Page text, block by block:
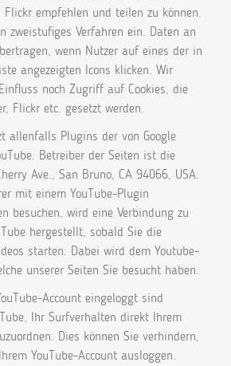
empfehlen und teilen zu können.
zweistufiges Verfahren ein. Daten an
wenn Nutzer auf eines der in
angezeigten Icons klicken. Wir
noch Zugriff auf Cookies, die
Flickr etc. gesetzt werden.
allenfalls Plugins der von Google
Betreiber der Seiten ist die
Ave., San Bruno, CA 94066, USA.
mit einem YouTube-Plugin
besuchen, wird eine Verbindung zu
hergestellt, sobald Sie die
starten. Dabei wird dem Youtube-
unserer Seiten Sie besucht haben.
Account eingeloggt sind
Ihr Surfverhalten direkt Ihrem
Dies können Sie verhindern,
YouTube-Account ausloggen.